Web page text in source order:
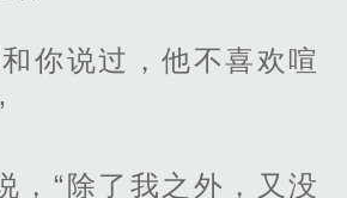
你说过，他不喜欢喧
，“除了我之外，又没